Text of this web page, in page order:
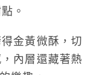
。
金黃微酥，切
內層還藏著熱